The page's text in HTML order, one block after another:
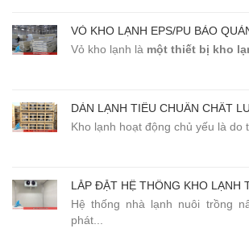
Vỏ kho lạnh là một thiết bị kho
Kho lạnh hoạt động chủ yếu là do
Hệ thống nhà lạnh nuôi trồng
phát...